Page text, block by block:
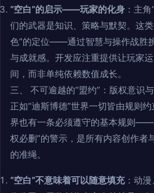
“空白”的启示——玩家的化身 ：主
们的武器是知识、策略与默契。这
色”的定位——通过智慧与操作战胜
与成就感。开发应注重提供让玩家
间，而非单纯依赖数值成长。
三、 不可逾越的“盟约”：版权意识
正如“迪斯博德”世界一切皆由规则
界也有一条必须遵守的基本规则——
权必删”的警示，是所有内容创作者
的准绳。
“空白”不意味着可以随意填充：动漫